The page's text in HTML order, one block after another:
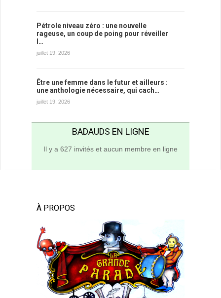
Pétrole niveau zéro : une nouvelle
rageuse, un coup de poing pour réveiller
l…
juillet 19, 2026
Être une femme dans le futur et ailleurs :
une anthologie nécessaire, qui cach…
juillet 19, 2026
BADAUDS EN LIGNE
Il y a 627 invités et aucun membre en ligne
À PROPOS